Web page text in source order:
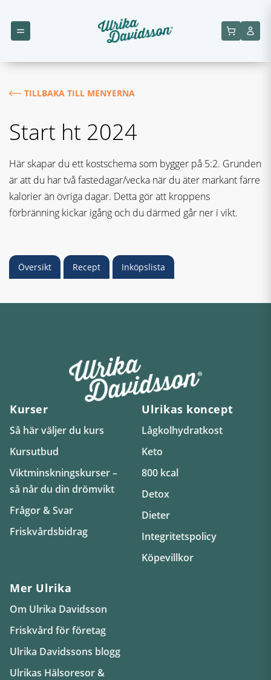
TILLBAKA TILL MENYERNA
Start ht 2024
Här skapar du ett kostschema som bygger på 5:2. Grunden
är att du har två fastedagar/vecka när du äter markant färre
kalorier än övriga dagar. Detta gör att kroppens
förbränning kickar igång och du därmed går ner i vikt.
Översikt Recept Inköpslista
Kurser
Så här väljer du kurs
Kursutbud
Viktminskningskurser –
så når du din drömvikt
Frågor & Svar
Friskvårdsbidrag
Ulrikas koncept
Lågkolhydratkost
Keto
800 kcal
Detox
Dieter
Integritetspolicy
Köpevillkor
Mer Ulrika
Om Ulrika Davidsson
Friskvård för företag
Ulrika Davidssons blogg
Ulrikas Hälsoresor &